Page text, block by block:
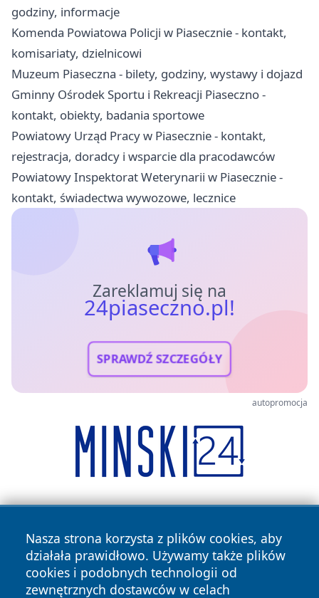
godziny, informacje
Komenda Powiatowa Policji w Piasecznie - kontakt,
komisariaty, dzielnicowi
Muzeum Piaseczna - bilety, godziny, wystawy i dojazd
Gminny Ośrodek Sportu i Rekreacji Piaseczno -
kontakt, obiekty, badania sportowe
Powiatowy Urząd Pracy w Piasecznie - kontakt,
rejestracja, doradcy i wsparcie dla pracodawców
Powiatowy Inspektorat Weterynarii w Piasecznie -
kontakt, świadectwa wywozowe, lecznice
Zareklamuj się na
24piaseczno.pl!
SPRAWDŹ SZCZEGÓŁY
autopromocja
Nasza strona korzysta z plików cookies, aby
działała prawidłowo. Używamy także plików
cookies i podobnych technologii od
zewnętrznych dostawców w celach
Copyright © 2026 24piaseczno.pl Wszystkie prawa